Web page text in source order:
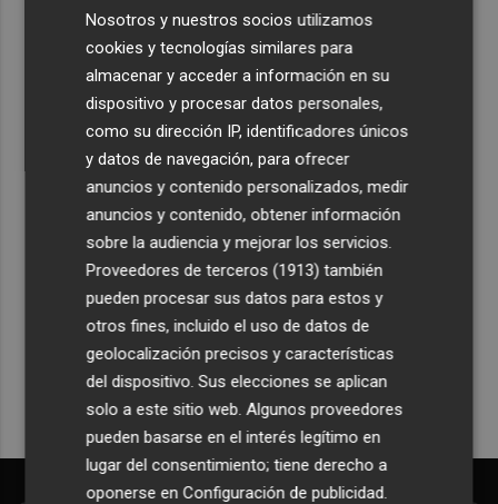
El Ayuntamiento de València lanza un decálogo para
seguir el eclipse con seguridad
Jorge Martín logra su primera 'pole position' en
Silverstone, con nuevo récord
Recibe toda la actualidad de
Plaza Podcast en tu correo
Quiero suscribirme
Nosotros y nuestros socios utilizamos
cookies y tecnologías similares para
almacenar y acceder a información en su
dispositivo y procesar datos personales,
como su dirección IP, identificadores únicos
y datos de navegación, para ofrecer
anuncios y contenido personalizados, medir
anuncios y contenido, obtener información
sobre la audiencia y mejorar los servicios.
Proveedores de terceros (1913) también
pueden procesar sus datos para estos y
otros fines, incluido el uso de datos de
geolocalización precisos y características
del dispositivo. Sus elecciones se aplican
solo a este sitio web. Algunos proveedores
pueden basarse en el interés legítimo en
lugar del consentimiento; tiene derecho a
oponerse enConfiguración de publicidad.